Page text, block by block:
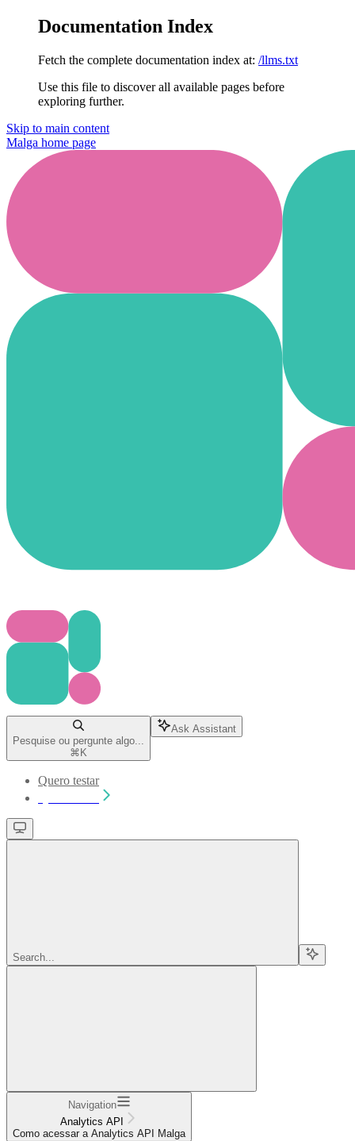
Documentation Index
Fetch the complete documentation index at: /llms.txt
Use this file to discover all available pages before
exploring further.
Skip to main content
Malga home page
Pesquise ou pergunte algo...
⌘ K
Ask Assistant
Quero testar
Search...
Navigation
Analytics API
Como acessar a Analytics API Malga